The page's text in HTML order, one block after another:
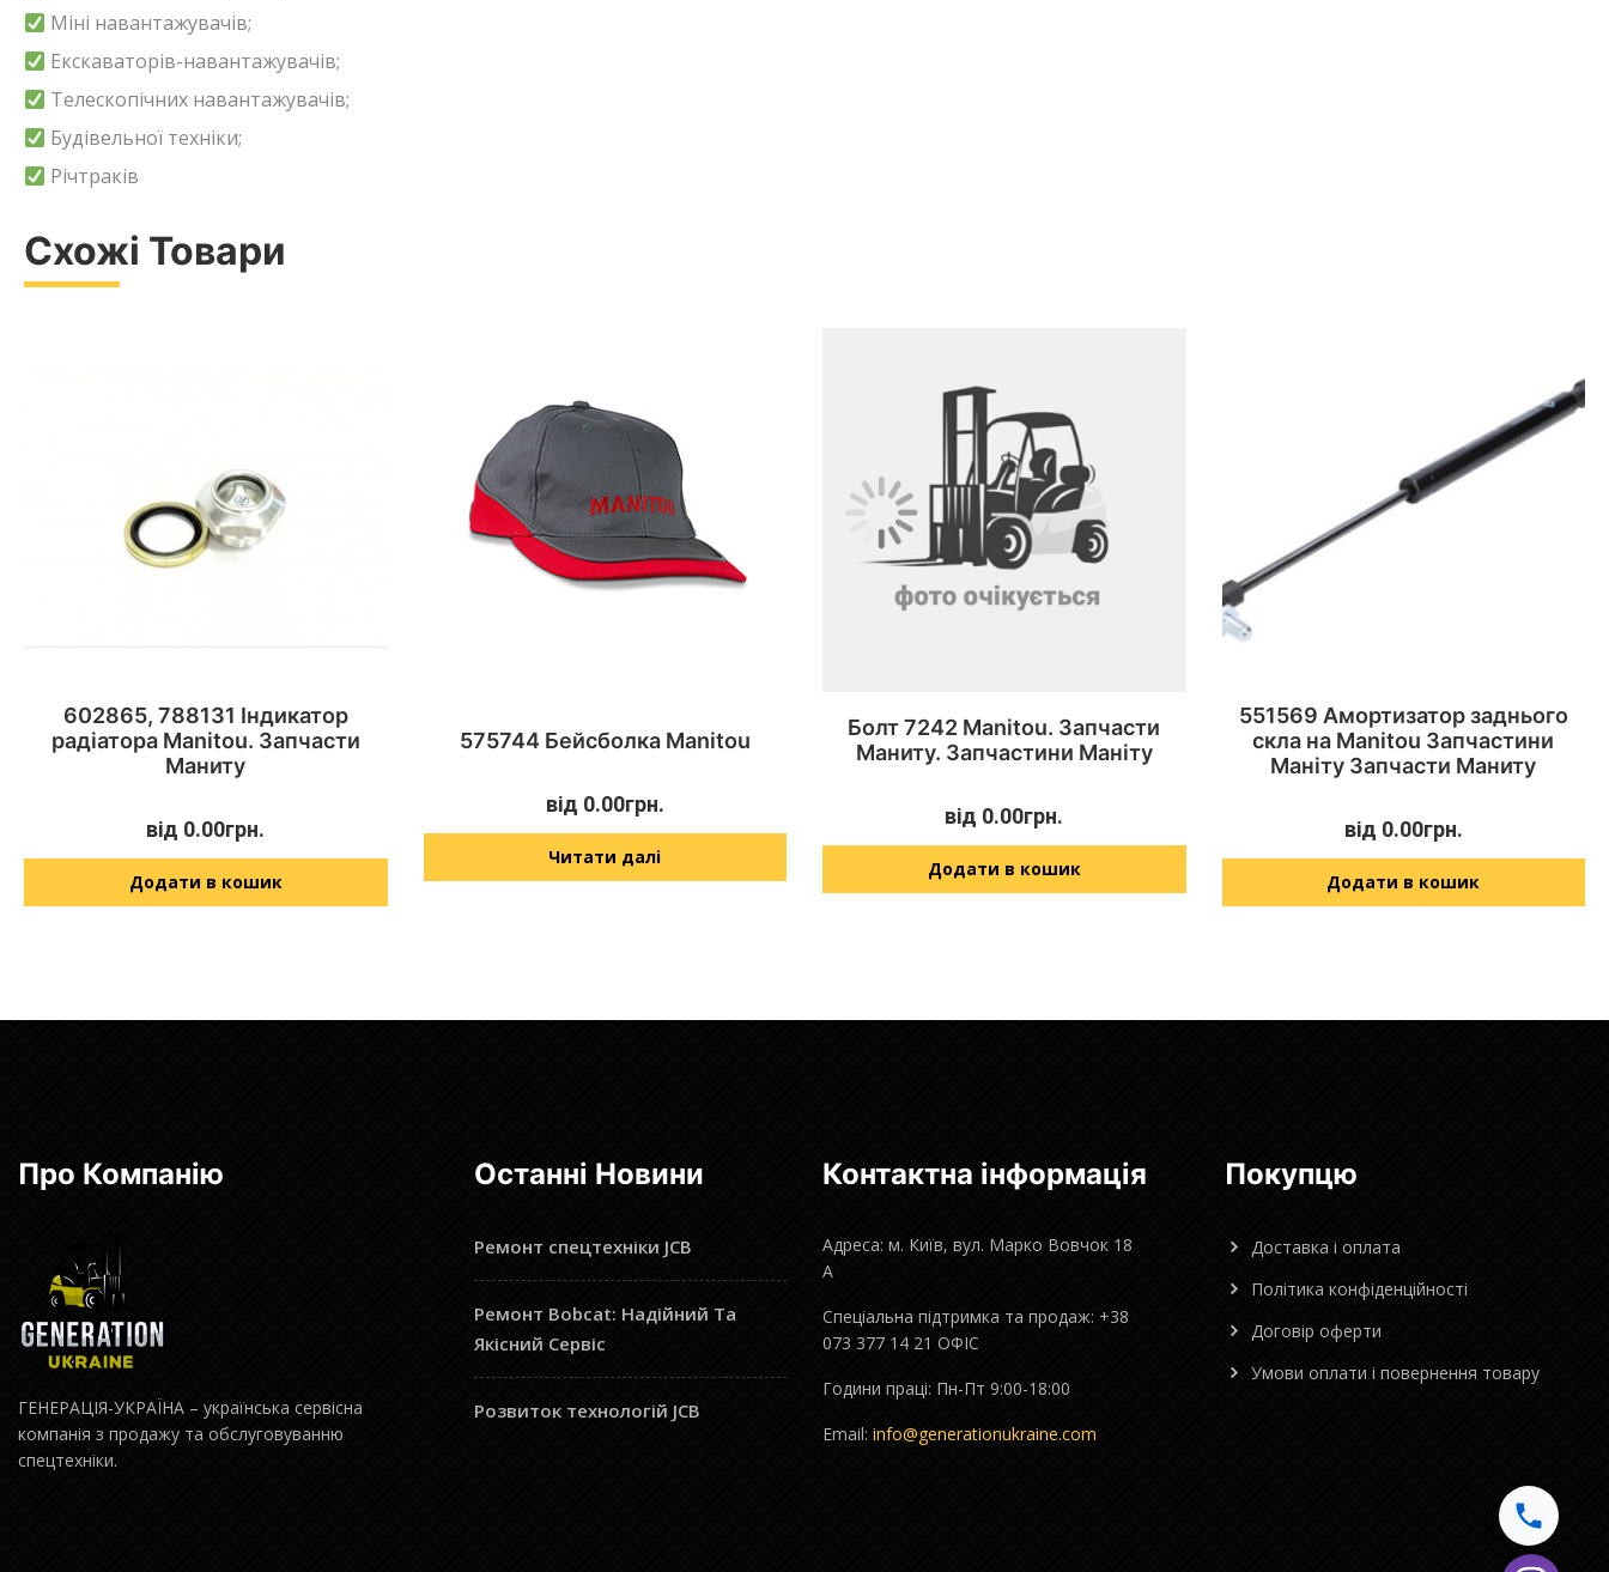
Міні навантажувачів;
Екскаваторів-навантажувачів;
Телескопічних навантажувачів;
Будівельної техніки;
Річтраків
Схожі Товари
602865, 788131 Індикатор
радіатора Manitou. Запчасти
Маниту
від 0.00грн.
Додати в кошик
575744 Бейсболка Manitou
від 0.00грн.
Читати далі
Болт 7242 Manitou. Запчасти
Маниту. Запчастини Маніту
від 0.00грн.
Додати в кошик
551569 Амортизатор заднього
скла на Manitou Запчастини
Маніту Запчасти Маниту
від 0.00грн.
Додати в кошик
Про Компанію
ГЕНЕРАЦІЯ-УКРАЇНА – українська сервісна
компанія з продажу та обслуговуванню
спецтехніки.
Останні Новини
Ремонт спецтехніки JCB
Ремонт Bobcat: Надійний Та
Якісний Сервіс
Розвиток технологій JCB
Контактна інформація
Адреса: м. Київ, вул. Марко Вовчок 18
А
Спеціальна підтримка та продаж: +38
073 377 14 21 ОФІС
Години праці: Пн-Пт 9:00-18:00
Email: info@generationukraine.com
Покупцю
Доставка і оплата
Політика конфіденційності
Договір оферти
Умови оплати і повернення товару